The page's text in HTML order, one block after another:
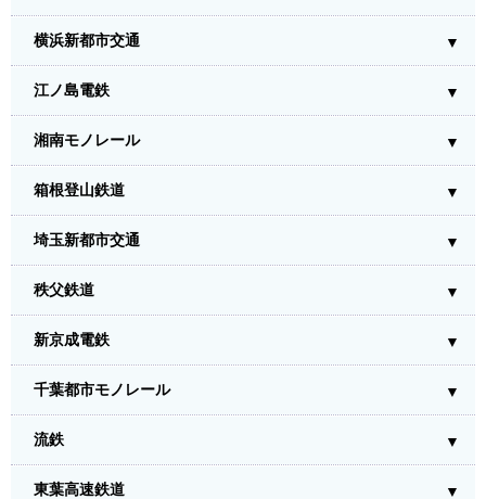
横浜新都市交通
江ノ島電鉄
湘南モノレール
箱根登山鉄道
埼玉新都市交通
秩父鉄道
新京成電鉄
千葉都市モノレール
流鉄
東葉高速鉄道